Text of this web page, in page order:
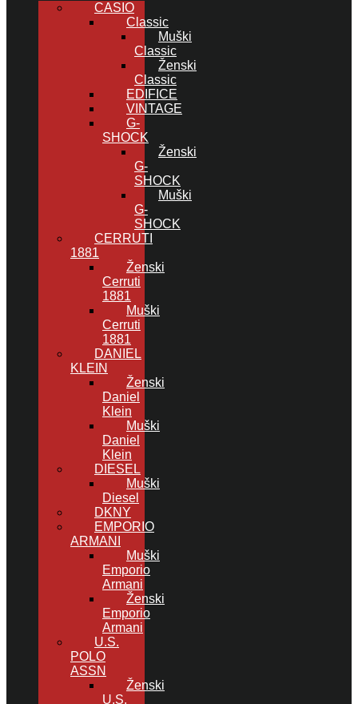
CASIO
Classic
Muški
Classic
Ženski
Classic
EDIFICE
VINTAGE
G-
SHOCK
Ženski
G-
SHOCK
Muški
G-
SHOCK
CERRUTI
1881
Ženski
Cerruti
1881
Muški
Cerruti
1881
DANIEL
KLEIN
Ženski
Daniel
Klein
Muški
Daniel
Klein
DIESEL
Muški
Diesel
DKNY
EMPORIO
ARMANI
Muški
Emporio
Armani
Ženski
Emporio
Armani
U.S.
POLO
ASSN
Ženski
U.S.